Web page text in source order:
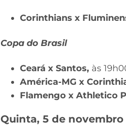
Corinthians x
Copa do Brasil
Ceará x Santos, às
América-MG x
Flamengo x Athletico
Quinta, 5 de novembro